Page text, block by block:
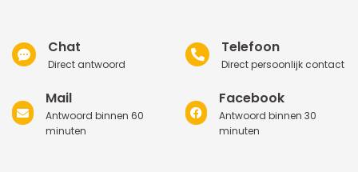
Chat
Direct antwoord
Telefoon
Direct persoonlijk contact
Mail
Antwoord binnen 60
minuten
Facebook
Antwoord binnen 30
minuten